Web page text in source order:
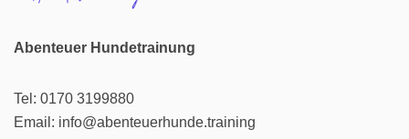
Abenteuer Hundetrainung
Tel: 0170 3199880
Email: info@abenteuerhunde.training